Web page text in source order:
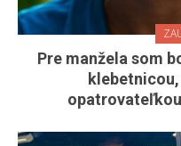
Pre manžela som